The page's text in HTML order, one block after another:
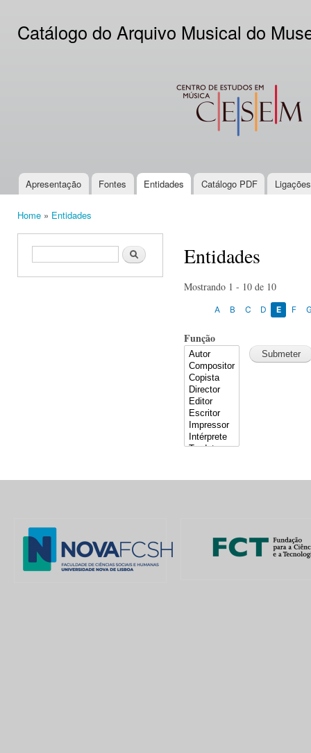
Catálogo do Arquivo Musical do
CESEM
Main menu
Apresentação Fontes Entidades Catálogo PDF
Home » Entidades
Search form Search Entidades
Mostrando 1 - 10 de 10
A B C D E F
Função